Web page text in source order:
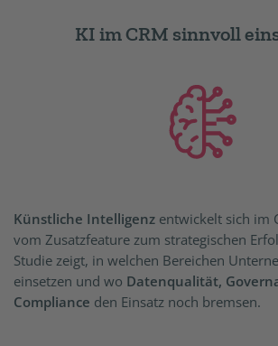
KI im CRM sinnvoll
Künstliche Intelligenz entwickelt sich im
vom Zusatzfeature zum strategischen
Studie zeigt, in welchen Bereichen
einsetzen und wo Datenqualität,
Compliance den Einsatz noch bremsen.